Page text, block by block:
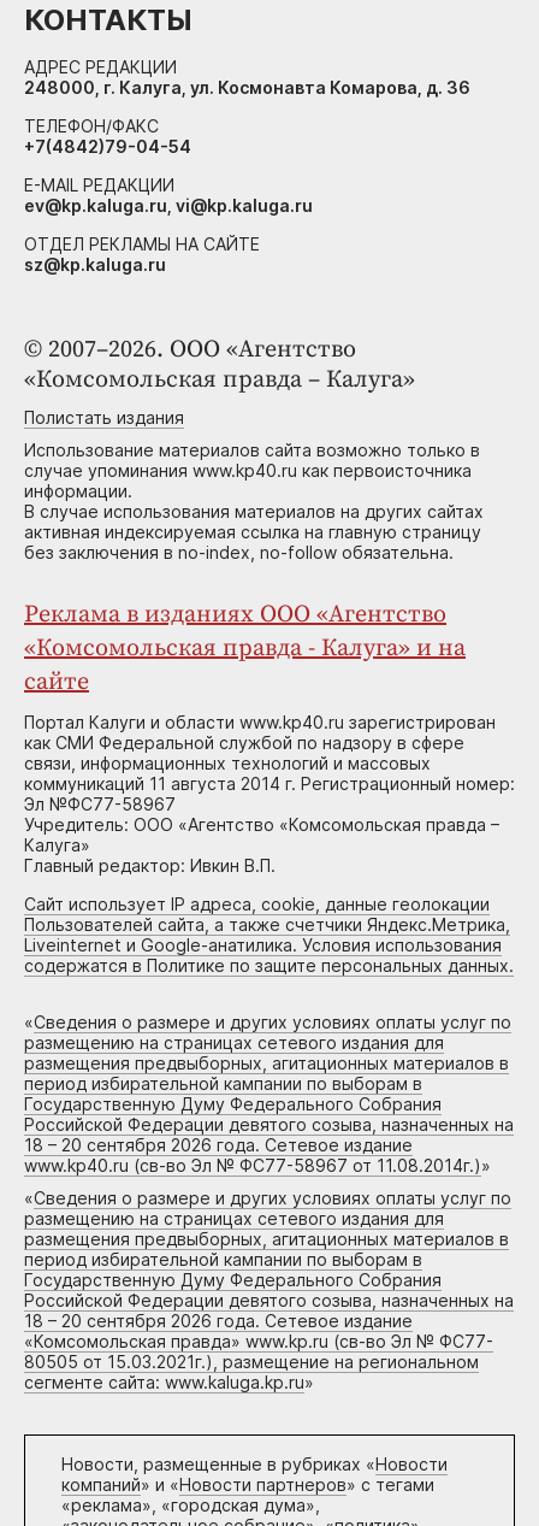
© 2007–2026. ООО «Агентство
«Комсомольская правда – Калуга»
Полистать издания
Использование материалов сайта возможно только в
случае упоминания www.kp40.ru как первоисточника
информации.
В случае использования материалов на других сайтах
активная индексируемая ссылка на главную страницу
без заключения в no-index, no-follow обязательна.
Реклама в изданиях ООО «Агентство
«Комсомольская правда - Калуга» и на
сайте
Портал Калуги и области www.kp40.ru зарегистрирован
как СМИ Федеральной службой по надзору в сфере
связи, информационных технологий и массовых
коммуникаций 11 августа 2014 г. Регистрационный номер:
Эл №ФС77-58967
Учредитель: ООО «Агентство «Комсомольская правда –
Калуга»
Главный редактор: Ивкин В.П.
Сайт использует IP адреса, cookie, данные геолокации
Пользователей сайта, а также счетчики Яндекс.Метрика,
Liveinternet и Google-анатилика. Условия использования
содержатся в Политике по защите персональных данных.
«Сведения о размере и других условиях оплаты услуг по
размещению на страницах сетевого издания для
размещения предвыборных, агитационных материалов в
период избирательной кампании по выборам в
Государственную Думу Федерального Собрания
Российской Федерации девятого созыва, назначенных на
18 – 20 сентября 2026 года. Сетевое издание
www.kp40.ru (св-во Эл № ФС77-58967 от 11.08.2014г.)»
«Сведения о размере и других условиях оплаты услуг по
размещению на страницах сетевого издания для
размещения предвыборных, агитационных материалов в
период избирательной кампании по выборам в
Государственную Думу Федерального Собрания
Российской Федерации девятого созыва, назначенных на
18 – 20 сентября 2026 года. Сетевое издание
«Комсомольская правда» www.kp.ru (св-во Эл № ФС77-
80505 от 15.03.2021г.), размещение на региональном
сегменте сайта: www.kaluga.kp.ru»
Новости, размещенные в рубриках «Новости
компаний» и «Новости партнеров» с тегами
«реклама», «городская дума»,
КОНТАКТЫ
АДРЕС РЕДАКЦИИ
248000, г. Калуга, ул. Космонавта Комарова, д. 36
ТЕЛЕФОН/ФАКС
+7(4842)79-04-54
E-MAIL РЕДАКЦИИ
ev@kp.kaluga.ru, vi@kp.kaluga.ru
ОТДЕЛ РЕКЛАМЫ НА САЙТЕ
sz@kp.kaluga.ru